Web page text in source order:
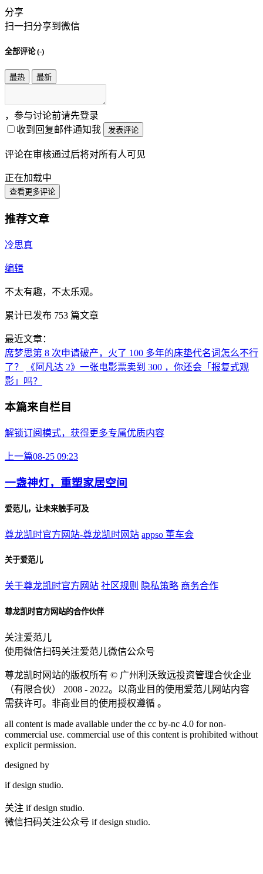
分享
扫一扫分享到微信
全部评论 (-)
最热 最新
，参与讨论前请先登录
收到回复邮件通知我
发表评论
评论在审核通过后将对所有人可见
正在加载中
查看更多评论
推荐文章
冷思真
编辑
不太有趣，不太乐观。
累计已发布 753 篇文章
最近文章：
席梦思第 8 次申请破产，火了 100 多年的床垫代名词怎么不行
了？
《阿凡达 2》一张电影票卖到 300 ，你还会「报复式观
影」吗？
本篇来自栏目
解锁订阅模式，获得更多专属优质内容
上一篇08-25 09:23
一盏神灯，重塑家居空间
爱范儿，让未来触手可及
尊龙凯时官方网站-尊龙凯时网站 appso 董车会
关于爱范儿
关于尊龙凯时官方网站 社区规则 隐私策略 商务合作
尊龙凯时官方网站的合作伙伴
关注爱范儿
使用微信扫码关注爱范儿微信公众号
尊龙凯时网站的版权所有 © 广州利沃致远投资管理合伙企业
（有限合伙）
2008 - 2022。以商业目的使用爱范儿网站内容
需获许可。非商业目的使用授权遵循 。
all content is made available under the cc by-nc 4.0 for non-
commercial use. commercial use of this content is prohibited without
explicit permission.
designed by
if design studio.
关注 if design studio.
微信扫码关注公众号 if design studio.